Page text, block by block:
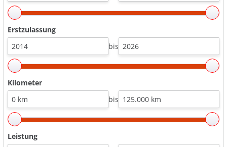
Erstzulassung
bis
Kilometer
bis
Leistung